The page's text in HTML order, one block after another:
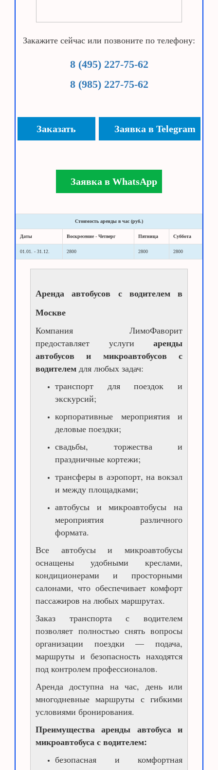
Закажите сейчас или позвоните по телефону:
8 (495) 227-75-62
8 (985) 227-75-62
Заказать Заявка в Telegram
Заявка в WhatsApp
Стоимость аренды в час (руб.)
Даты Воскресение - Четверг Пятница Суббота
01.01. - 31.12. 2800 2800 2800
Аренда автобусов с водителем в
Москве
Компания ЛимоФаворит
предоставляет услуги аренды
автобусов и микроавтобусов с
водителем для любых задач:
транспорт для поездок и
экскурсий;
корпоративные мероприятия и
деловые поездки;
свадьбы, торжества и
праздничные кортежи;
трансферы в аэропорт, на вокзал
и между площадками;
автобусы и микроавтобусы на
мероприятия различного
формата.
Все автобусы и микроавтобусы
оснащены удобными креслами,
кондиционерами и просторными
салонами, что обеспечивает комфорт
пассажиров на любых маршрутах.
Заказ транспорта с водителем
позволяет полностью снять вопросы
организации поездки — подача,
маршруты и безопасность находятся
под контролем профессионалов.
Аренда доступна на час, день или
многодневные маршруты с гибкими
условиями бронирования.
Преимущества аренды автобуса и
микроавтобуса с водителем:
безопасная и комфортная